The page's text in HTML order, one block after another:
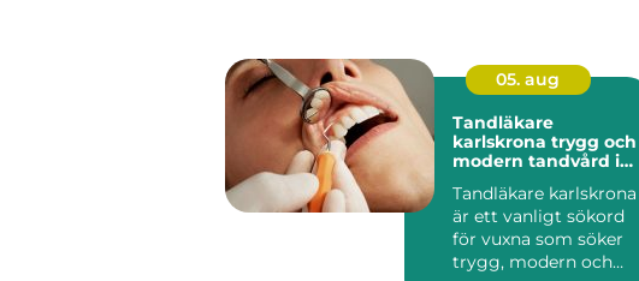
05. aug
Tandläkare
karlskrona trygg och
modern tandvård i
Tandläkare karlskrona
är ett vanligt sökord
för vuxna som söker
trygg, modern och